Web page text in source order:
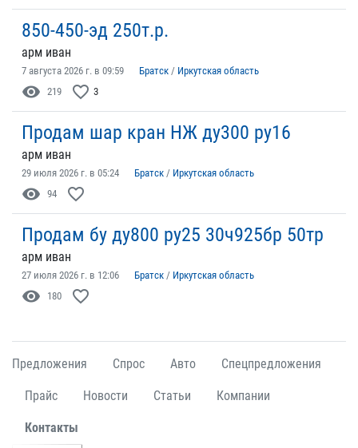
850-450-эд 250т.р.
арм иван
7 августа 2026 г. в 09:59 Братск / Иркутская область
visibility 219 favorite_border 3
Продам шар кран НЖ ду300 ру16
арм иван
29 июля 2026 г. в 05:24 Братск / Иркутская область
visibility 94 favorite_border
Продам бу ду800 ру25 30ч925бр 50тр
арм иван
27 июля 2026 г. в 12:06 Братск / Иркутская область
visibility 180 favorite_border
Предложения Спрос Авто Спецпредложения
Прайс Новости Статьи Компании
Контакты